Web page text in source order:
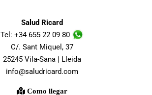
Salud Ricard
Tel: +34 655 22 09 80
C/. Sant Miquel, 37
25245 Vila-Sana | Lleida
info@saludricard.com
Como llegar